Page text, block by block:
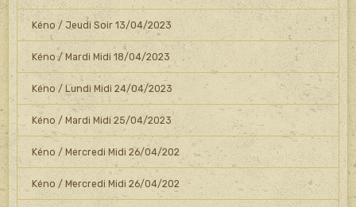
Kéno / Jeudi Soir 13/04/2023
Kéno / Mardi Midi 18/04/2023
Kéno / Lundi Midi 24/04/2023
Kéno / Mardi Midi 25/04/2023
Kéno / Mercredi Midi 26/04/202
Kéno / Mercredi Midi 26/04/202